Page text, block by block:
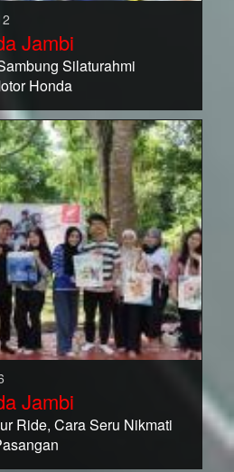
Jambi
Silaturahmi
Honda
Jambi
Ride, Cara Seru Nikmati